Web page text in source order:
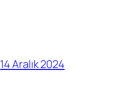
14 Aralık 2024